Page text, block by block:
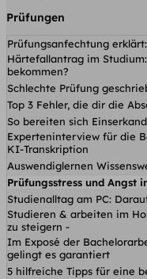
Prüfungen
Prüfungsanfechtung
Härtefallantrag im
bekommen?
Schlechte Prüfung
Top 3 Fehler, die dir die
So bereiten sich
Experteninterview für die
KI-Transkription
Auswendiglernen
Prüfungsstress und Angst
Studienalltag am PC:
Studieren & arbeiten im
zu steigern -
Im Exposé der
gelingt es garantiert
5 hilfreiche Tipps für eine